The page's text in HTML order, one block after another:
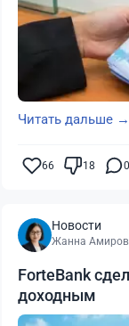
Читать дальше →
66 18 0
Новости
Жанна
ForteBank
доходным